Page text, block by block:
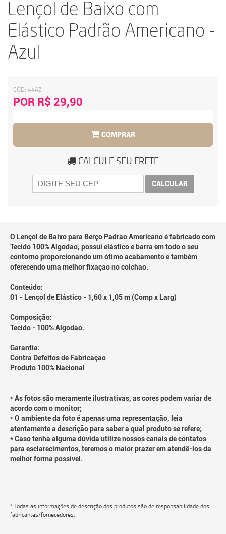
Lençol de Baixo com
Elástico Padrão Americano -
Azul
CÓD: 44AZ
POR R$ 29,90
COMPRAR
CALCULE SEU FRETE
CALCULAR
O Lençol de Baixo para Berço Padrão Americano é fabricado com
Tecido 100% Algodão, possui elástico e barra em todo o seu
contorno proporcionando um ótimo acabamento e também
oferecendo uma melhor fixação no colchão.
Conteúdo:
01 - Lençol de Elástico - 1,60 x 1,05 m (Comp x Larg)
Composição:
Tecido - 100% Algodão.
Garantia:
Contra Defeitos de Fabricação
Produto 100% Nacional
* As fotos são meramente ilustrativas, as cores podem variar de
acordo com o monitor;
* O ambiente da foto é apenas uma representação, leia
atentamente a descrição para saber a qual produto se refere;
* Caso tenha alguma dúvida utilize nossos canais de contatos
para esclarecimentos, teremos o maior prazer em atendê-los da
melhor forma possível.
* Todas as informações de descrição dos produtos são de responsabilidade dos
fabricantes/fornecedores.